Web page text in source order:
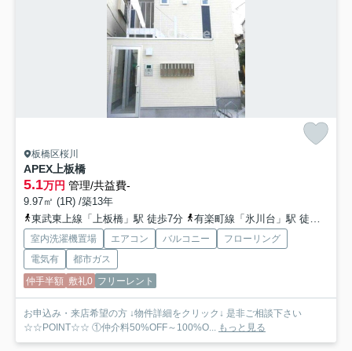
板橋区桜川
APEX上板橋
5.1万円 管理/共益費-
9.97㎡ (1R) /築13年
東武東上線「上板橋」駅 徒歩7分
有楽町線「氷川台」駅 徒歩19分
室内洗濯機置場 エアコン バルコニー
フローリング
電気有
都市ガス
仲手半額 敷礼0 フリーレント
お申込み・来店希望の方 ↓物件詳細をクリック↓ 是非ご相談下さい
☆☆POINT☆☆ ①仲介料50%OFF～100%O...
もっと見る